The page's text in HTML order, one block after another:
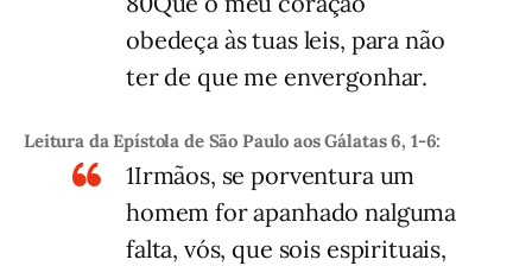
obedeça às tuas leis, para não
ter de que me envergonhar.
Leitura da Epístola de São Paulo aos Gálatas 6, 1-6:
1Irmãos, se porventura um
homem for apanhado nalguma
falta, vós, que sois espirituais,